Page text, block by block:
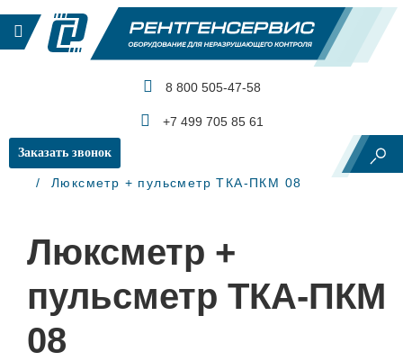
8 800 505-47-58
+7 499 705 85 61
Заказать звонок
Главная
Контроль освещенности
Люксметр + пульсметр ТКА-ПКМ 08
Люксметр +
пульсметр ТКА-ПКМ
08